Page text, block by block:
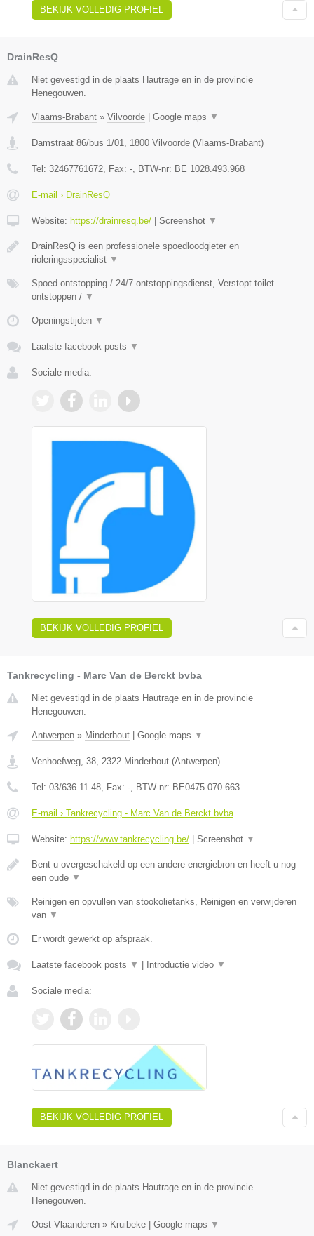
BEKIJK VOLLEDIG PROFIEL
DrainResQ
Niet gevestigd in de plaats Hautrage en in de provincie
Henegouwen.
Vlaams-Brabant » Vilvoorde | Google maps ▼
Damstraat 86/bus 1/01 1800 Vilvoorde (Vlaams-Brabant)
Tel: 32467761672 , Fax: - , BTW-nr: BE 1028.493.968
E-mail › DrainResQ
Website: https://drainresq.be/ | Screenshot ▼
DrainResQ is een professionele spoedloodgieter en
rioleringsspecialist ▼
Spoed ontstopping / 24/7 ontstoppingsdienst, Verstopt toilet
ontstoppen / ▼
Openingstijden ▼
Laatste facebook posts ▼
Sociale media:
BEKIJK VOLLEDIG PROFIEL
Tankrecycling - Marc Van de Berckt bvba
Niet gevestigd in de plaats Hautrage en in de provincie
Henegouwen.
Antwerpen » Minderhout | Google maps ▼
Venhoefweg, 38 2322 Minderhout (Antwerpen)
Tel: 03/636.11.48 , Fax: - , BTW-nr: BE0475.070.663
E-mail › Tankrecycling - Marc Van de Berckt bvba
Website: https://www.tankrecycling.be/ | Screenshot ▼
Bent u overgeschakeld op een andere energiebron en heeft u nog
een oude ▼
Reinigen en opvullen van stookolietanks, Reinigen en verwijderen
van ▼
Er wordt gewerkt op afspraak.
Laatste facebook posts ▼ | Introductie video ▼
Sociale media:
BEKIJK VOLLEDIG PROFIEL
Blanckaert
Niet gevestigd in de plaats Hautrage en in de provincie
Henegouwen.
Oost-Vlaanderen » Kruibeke Google maps ▼